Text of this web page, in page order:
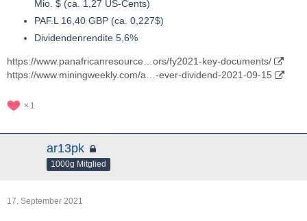
Mio. $ (ca. 1,27 US-Cents)
PAF.L 16,40 GBP (ca. 0,227$)
Dividendenrendite 5,6%
https://www.panafricanresource…ors/fy2021-key-documents/
https://www.miningweekly.com/a…-ever-dividend-2021-09-15
1
ar13pk
1000g Mitglied
17. September 2021